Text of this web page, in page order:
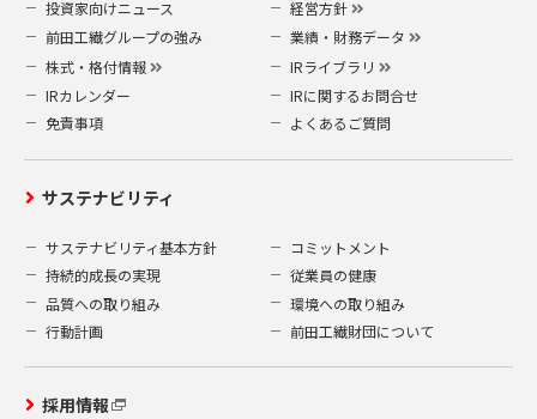
投資家向けニュース
経営方針
前田工繊グループの強み
業績・財務データ
株式・格付情報
IRライブラリ
IRカレンダー
IRに関するお問合せ
免責事項
よくあるご質問
サステナビリティ
サステナビリティ基本方針
コミットメント
持続的成長の実現
従業員の健康
品質への取り組み
環境への取り組み
行動計画
前田工繊財団について
採用情報